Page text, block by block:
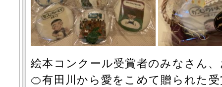
絵本コンクール受賞者のみなさん
🍊有田川から愛をこめて贈られた